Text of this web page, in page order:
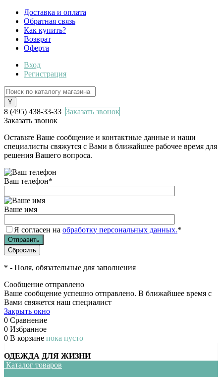
Доставка и оплата
Обратная связь
Как купить?
Возврат
Оферта
Вход
Регистрация
8 (495) 438-33-33 Заказать звонок
Заказать звонок
Оставьте Ваше сообщение и контактные данные и наши
специалисты свяжутся с Вами в ближайшее рабочее время для
решения Вашего вопроса.
Ваш телефон*
Ваше имя
Я согласен на обработку персональных данных.*
* - Поля, обязательные для заполнения
Сообщение отправлено
Ваше сообщение успешно отправлено. В ближайшее время с
Вами свяжется наш специалист
Закрыть окно
0 Сравнение
0 Избранное
0 В корзине пока пусто
ОДЕЖДА ДЛЯ ЖИЗНИ
Каталог товаров